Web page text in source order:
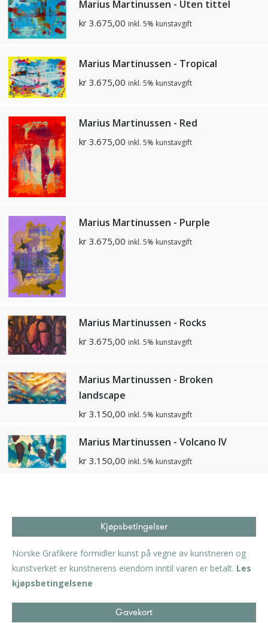
Marius Martinussen - Uten tittel
kr 3.675,00 inkl. 5% kunstavgift
Marius Martinussen - Tropical
kr 3.675,00 inkl. 5% kunstavgift
Marius Martinussen - Red
kr 3.675,00 inkl. 5% kunstavgift
Marius Martinussen - Purple
kr 3.675,00 inkl. 5% kunstavgift
Marius Martinussen - Rocks
kr 3.675,00 inkl. 5% kunstavgift
Marius Martinussen - Broken
landscape
kr 3.150,00 inkl. 5% kunstavgift
Marius Martinussen - Volcano IV
kr 3.150,00 inkl. 5% kunstavgift
Kjøpsbetingelser
Norske Grafikere formidler kunst på vegne av kunstneren og
kunstverket er kunstnerens eiendom inntil varen er betalt. Les
kjøpsbetingelsene
Gavekort